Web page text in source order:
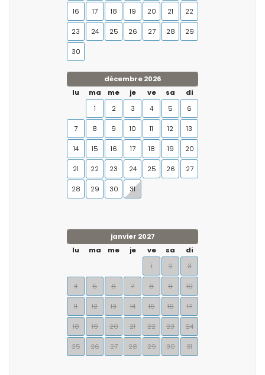
16 17 18 19 20 21 22
23 24 25 26 27 28 29
30
décembre 2026
lu
ma me je ve sa
di
1
2 3 4 5 6
7 8 9 10 11 12 13
14 15 16 17 18 19 20
21 22 23 24 25 26 27
28 29 30 31
janvier 2027
lu
ma me je ve sa
di
1
2 3
4 5 6 7 8 9 10
11 12 13 14 15 16 17
18 19 20 21 22 23 24
25 26 27 28 29 30 31